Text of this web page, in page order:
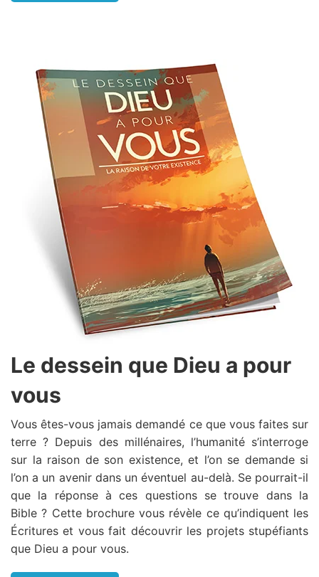
Le dessein que Dieu a pour
vous
Vous êtes-vous jamais demandé ce que vous faites sur
terre ? Depuis des millénaires, l’humanité s’interroge
sur la raison de son existence, et l’on se demande si
l’on a un avenir dans un éventuel au-delà. Se pourrait-il
que la réponse à ces questions se trouve dans la
Bible ? Cette brochure vous révèle ce qu’indiquent les
Écritures et vous fait découvrir les projets stupéfiants
que Dieu a pour vous.